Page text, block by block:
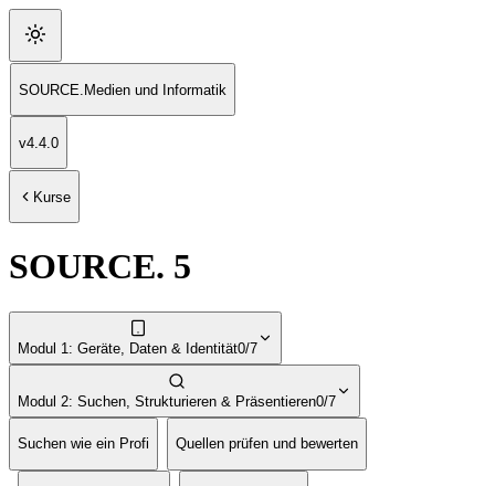
SOURCE Medien und Informatik
v4.4.0
Kurse
SOURCE. 5
Modul 1: Geräte, Daten & Identität0/7
Modul 2: Suchen, Strukturieren & Präsentieren0/7
Suchen wie ein Profi Quellen prüfen und bewerten